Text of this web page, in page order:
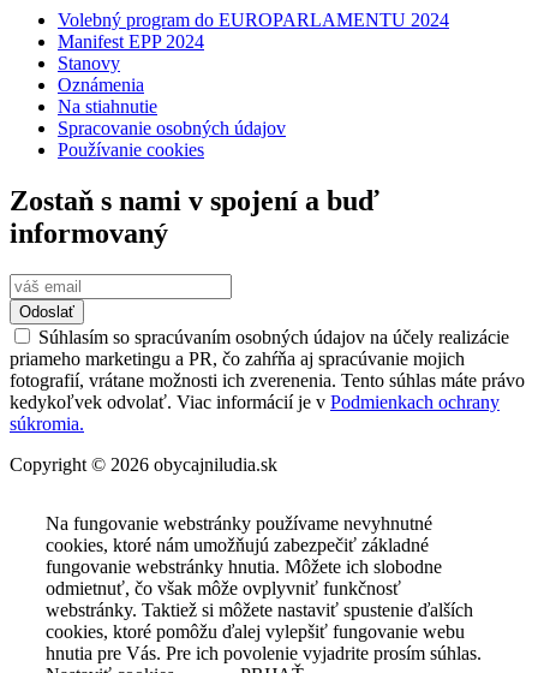
Volebný program do EUROPARLAMENTU 2024
Manifest EPP 2024
Stanovy
Oznámenia
Na stiahnutie
Spracovanie osobných údajov
Používanie cookies
Zostaň s nami v spojení a buď
informovaný
Odoslať
Súhlasím so spracúvaním osobných údajov na účely realizácie
priameho marketingu a PR, čo zahŕňa aj spracúvanie mojich
fotografií, vrátane možnosti ich zverenenia. Tento súhlas máte právo
kedykoľvek odvolať. Viac informácií je v Podmienkach ochrany
súkromia.
Copyright © 2026 obycajniludia.sk
Na fungovanie webstránky používame nevyhnutné
cookies, ktoré nám umožňujú zabezpečiť základné
fungovanie webstránky hnutia. Môžete ich slobodne
odmietnuť, čo však môže ovplyvniť funkčnosť
webstránky. Taktiež si môžete nastaviť spustenie ďalších
cookies, ktoré pomôžu ďalej vylepšiť fungovanie webu
hnutia pre Vás. Pre ich povolenie vyjadrite prosím súhlas.